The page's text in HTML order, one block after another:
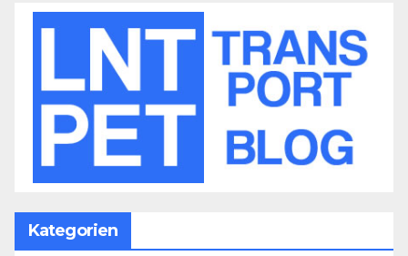
Kategorien